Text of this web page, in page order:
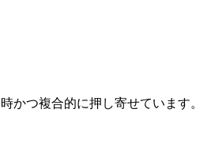
かつ複合的に押し寄せています。